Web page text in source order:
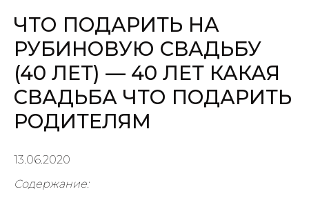
ЧТО ПОДАРИТЬ НА
РУБИНОВУЮ СВАДЬБУ
(40 ЛЕТ) — 40 ЛЕТ КАКАЯ
СВАДЬБА ЧТО ПОДАРИТЬ
РОДИТЕЛЯМ
13.06.2020
Содержание: